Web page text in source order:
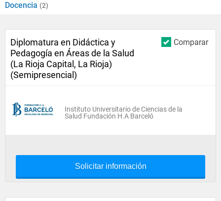
Docencia (2)
Comparar
Diplomatura en Didáctica y
Pedagogía en Áreas de la Salud
(La Rioja Capital, La Rioja)
(Semipresencial)
Instituto Universitario de Ciencias de la
Salud Fundación H.A Barceló
Solicitar información